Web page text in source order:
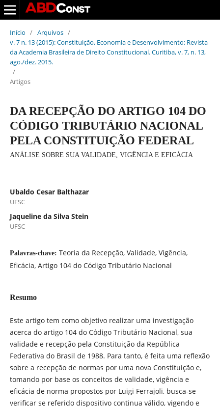
Início / Arquivos /
v. 7 n. 13 (2015): Constituição, Economia e Desenvolvimento: Revista
da Academia Brasileira de Direito Constitucional. Curitiba, v. 7, n. 13,
ago./dez. 2015.
/
Artigos
DA RECEPÇÃO DO ARTIGO 104 DO
CÓDIGO TRIBUTÁRIO NACIONAL
PELA CONSTITUIÇÃO FEDERAL
ANÁLISE SOBRE SUA VALIDADE, VIGÊNCIA E EFICÁCIA
Ubaldo Cesar Balthazar
UFSC
Jaqueline da Silva Stein
UFSC
Palavras-chave: Teoria da Recepção, Validade, Vigência,
Eficácia, Artigo 104 do Código Tributário Nacional
Resumo
Este artigo tem como objetivo realizar uma investigação
acerca do artigo 104 do Código Tributário Nacional, sua
validade e recepção pela Constituição da República
Federativa do Brasil de 1988. Para tanto, é feita uma reflexão
sobre a recepção de normas por uma nova Constituição e,
tomando por base os conceitos de validade, vigência e
eficácia de norma propostos por Luigi Ferrajoli, busca-se
verificar se referido dispositivo continua válido, vigendo e